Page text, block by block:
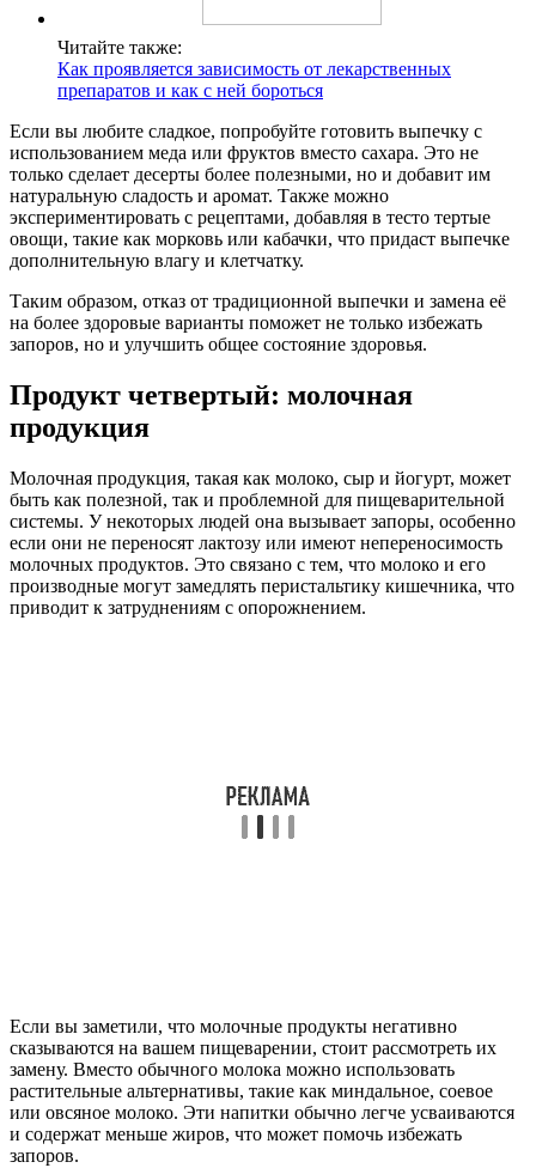
Читайте также:
Как проявляется зависимость от лекарственных
препаратов и как с ней бороться
Если вы любите сладкое, попробуйте готовить выпечку с
использованием меда или фруктов вместо сахара. Это не
только сделает десерты более полезными, но и добавит им
натуральную сладость и аромат. Также можно
экспериментировать с рецептами, добавляя в тесто тертые
овощи, такие как морковь или кабачки, что придаст выпечке
дополнительную влагу и клетчатку.
Таким образом, отказ от традиционной выпечки и замена её
на более здоровые варианты поможет не только избежать
запоров, но и улучшить общее состояние здоровья.
Продукт четвертый: молочная
продукция
Молочная продукция, такая как молоко, сыр и йогурт, может
быть как полезной, так и проблемной для пищеварительной
системы. У некоторых людей она вызывает запоры, особенно
если они не переносят лактозу или имеют непереносимость
молочных продуктов. Это связано с тем, что молоко и его
производные могут замедлять перистальтику кишечника, что
приводит к затруднениям с опорожнением.
Если вы заметили, что молочные продукты негативно
сказываются на вашем пищеварении, стоит рассмотреть их
замену. Вместо обычного молока можно использовать
растительные альтернативы, такие как миндальное, соевое
или овсяное молоко. Эти напитки обычно легче усваиваются
и содержат меньше жиров, что может помочь избежать
запоров.